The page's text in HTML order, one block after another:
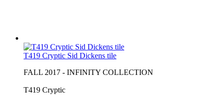
T419 Cryptic Sid Dickens tile
FALL 2017 - INFINITY COLLECTION
T419 Cryptic